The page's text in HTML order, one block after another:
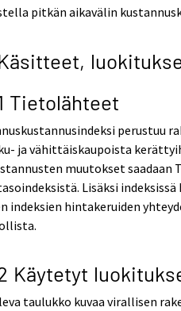
pitkän aikavälin
Tietolähteet
perustuu
ja vähittäiskaupoista
muutokset saadaan
Lisäksi
indeksien hintakeruiden
Käytetyt
taulukko kuvaa virallisen